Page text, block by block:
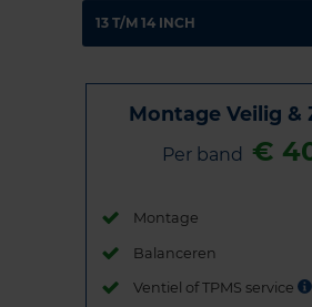
Montage Veilig &
Per band €
Montage
Balanceren
Ventiel of TPMS service